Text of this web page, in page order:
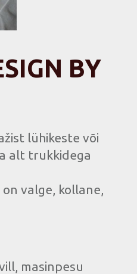
BY
lühikeste või
alt trukkidega
valge, kollane,
masinpesu